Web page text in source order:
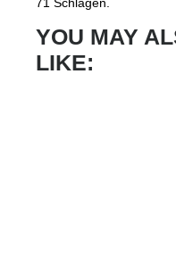
YOU MAY
LIKE: